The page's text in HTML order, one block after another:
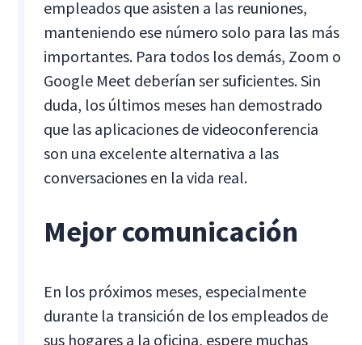
empleados que asisten a las reuniones,
manteniendo ese número solo para las más
importantes. Para todos los demás, Zoom o
Google Meet deberían ser suficientes. Sin
duda, los últimos meses han demostrado
que las aplicaciones de videoconferencia
son una excelente alternativa a las
conversaciones en la vida real.
Mejor comunicación
En los próximos meses, especialmente
durante la transición de los empleados de
sus hogares a la oficina, espere muchas